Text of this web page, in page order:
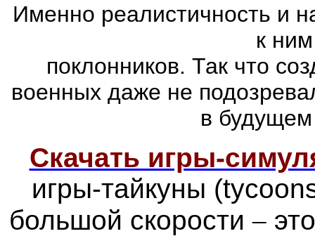
Именно реалистичность и
к
поклонников. Так что
военных даже не
в будущем
Скачать игры-
игры-тайкуны
большой скорости–